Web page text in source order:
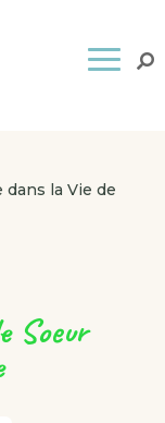
dans la Vie de
Soeur